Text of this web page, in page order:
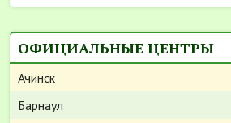
ОФИЦИАЛЬНЫЕ ЦЕНТРЫ
Ачинск
Барнаул